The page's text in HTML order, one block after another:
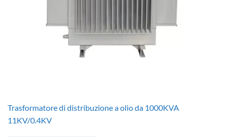
Trasformatore di distribuzione a olio da 1000KVA
11KV/0.4KV